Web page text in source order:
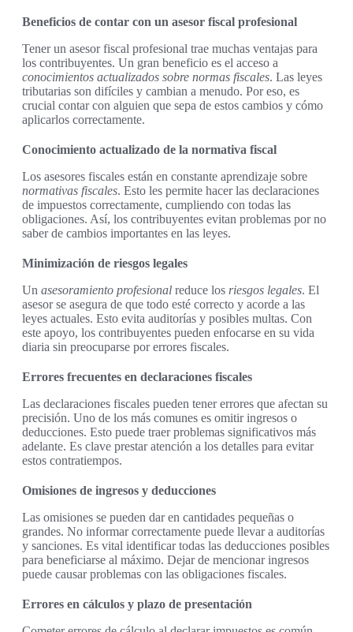
Beneficios de contar con un asesor fiscal profesional
Tener un asesor fiscal profesional trae muchas ventajas para
los contribuyentes. Un gran beneficio es el acceso a
conocimientos actualizados sobre normas fiscales. Las leyes
tributarias son difíciles y cambian a menudo. Por eso, es
crucial contar con alguien que sepa de estos cambios y cómo
aplicarlos correctamente.
Conocimiento actualizado de la normativa fiscal
Los asesores fiscales están en constante aprendizaje sobre
normativas fiscales. Esto les permite hacer las declaraciones
de impuestos correctamente, cumpliendo con todas las
obligaciones. Así, los contribuyentes evitan problemas por no
saber de cambios importantes en las leyes.
Minimización de riesgos legales
Un asesoramiento profesional reduce los riesgos legales. El
asesor se asegura de que todo esté correcto y acorde a las
leyes actuales. Esto evita auditorías y posibles multas. Con
este apoyo, los contribuyentes pueden enfocarse en su vida
diaria sin preocuparse por errores fiscales.
Errores frecuentes en declaraciones fiscales
Las declaraciones fiscales pueden tener errores que afectan su
precisión. Uno de los más comunes es omitir ingresos o
deducciones. Esto puede traer problemas significativos más
adelante. Es clave prestar atención a los detalles para evitar
estos contratiempos.
Omisiones de ingresos y deducciones
Las omisiones se pueden dar en cantidades pequeñas o
grandes. No informar correctamente puede llevar a auditorías
y sanciones. Es vital identificar todas las deducciones posibles
para beneficiarse al máximo. Dejar de mencionar ingresos
puede causar problemas con las obligaciones fiscales.
Errores en cálculos y plazo de presentación